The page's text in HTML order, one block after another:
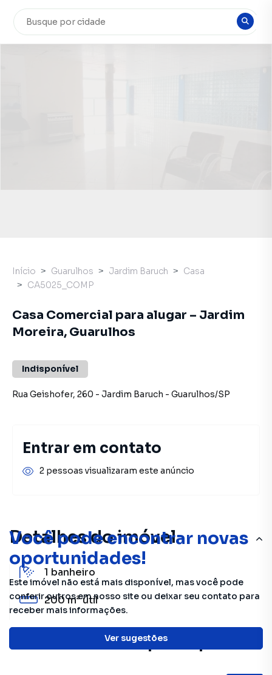
Você pode encontrar novas
oportunidades!
Este imóvel não está mais disponível, mas você pode
conferir outros em nosso site ou deixar seu contato para
receber mais informações.
Ver sugestões
Detalhes do imóvel
1 banheiro
200 m²útil
Características principais
Início Guarulhos Jardim Baruch
Casa
CA5025_COMP
Casa Comercial para alugar – Jardim
Moreira, Guarulhos
Indisponível
Rua Geishofer, 260 - Jardim Baruch - Guarulhos/SP
Entrar em contato
2 pessoas visualizaram este anúncio